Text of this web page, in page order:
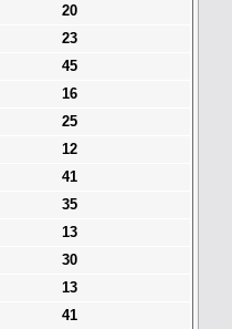
20
23
45
16
25
12
41
35
13
30
13
41